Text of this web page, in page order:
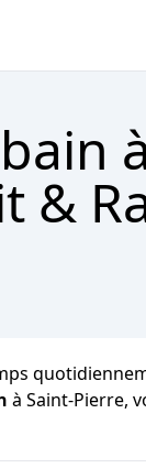
&
à Saint-Pierre,